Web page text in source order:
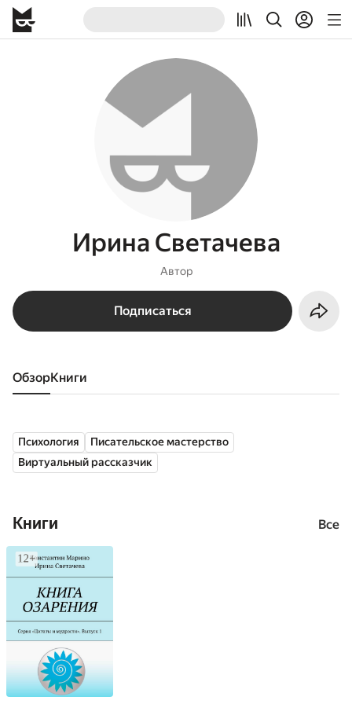
Ирина Светачева
Автор
Подписаться
Обзор книги
Психология
Писательское мастерство
Виртуальный рассказчик
Книги Все